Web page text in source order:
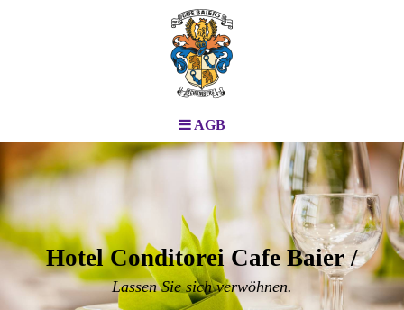
AGB
Hotel Conditorei Cafe Baier /
Lassen Sie sich verwöhnen.